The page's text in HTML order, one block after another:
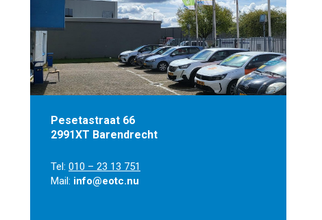
Pesetastraat 66
2991XT Barendrecht
Tel: 010 – 23 13 751
Mail: info@eotc.nu